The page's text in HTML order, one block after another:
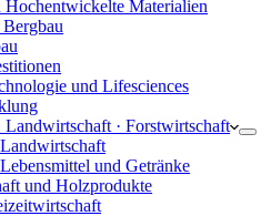
Hochentwickelte Materialien
und Lifesciences
Landwirtschaft · Forstwirtschaft
und Getränke
und Holzprodukte